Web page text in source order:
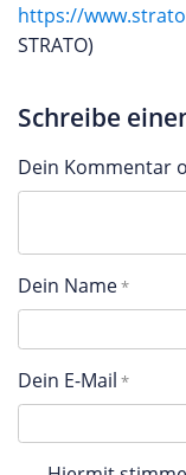
https://
STRATO)
Schreibe
Dein Kommentar
Dein Name
Dein E-Mail